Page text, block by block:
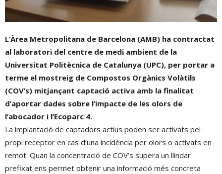
L’Àrea Metropolitana de Barcelona (AMB) ha contractat
al laboratori del centre de medi ambient de la
Universitat Politècnica de Catalunya (UPC), per portar a
terme el mostreig de Compostos Orgànics Volàtils
(COV’s) mitjançant captació activa amb la finalitat
d’aportar dades sobre l’impacte de les olors de
l’abocador i l’Ecoparc 4.
La implantació de captadors actius poden ser activats pel
propi receptor en cas d’una incidència per olors o activats en
remot. Quan la concentració de COV’s supera un llindar
prefixat ens permet obtenir una informació més concreta